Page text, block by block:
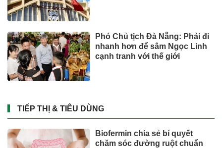
Phó Chủ tịch Đà Nẵng: Phải đi
nhanh hơn để sâm Ngọc Linh
cạnh tranh với thế giới
TIẾP THỊ & TIÊU DÙNG
Biofermin chia sẻ bí quyết
chăm sóc đường ruột chuẩn